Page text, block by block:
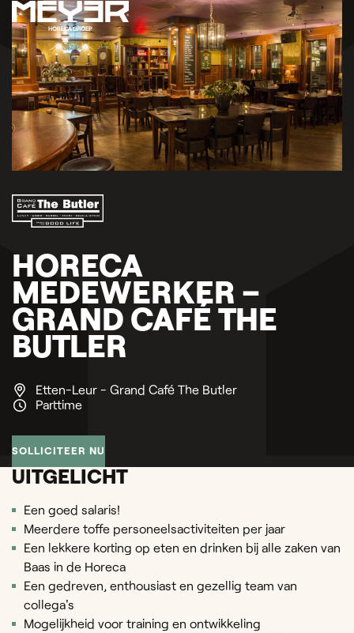
HORECA
MEDEWERKER –
GRAND CAFÉ THE
BUTLER
Etten-Leur - Grand Café The Butler
Parttime
SOLLICITEER NU
UITGELICHT
Een goed salaris!
Meerdere toffe personeelsactiviteiten per jaar
Een lekkere korting op eten en drinken bij alle zaken van
Baas in de Horeca
Een gedreven, enthousiast en gezellig team van
collega's
Mogelijkheid voor training en ontwikkeling